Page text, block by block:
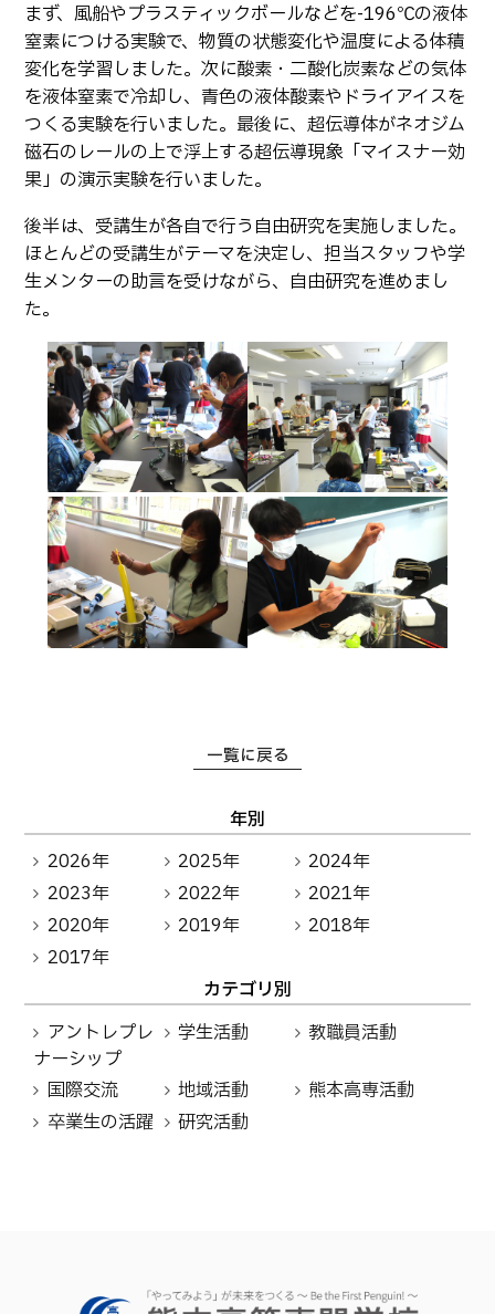
まず、風船やプラスティックボールなどを-196℃の液体
窒素につける実験で、物質の状態変化や温度による体積
変化を学習しました。次に酸素・二酸化炭素などの気体
を液体窒素で冷却し、青色の液体酸素やドライアイスを
つくる実験を行いました。最後に、超伝導体がネオジム
磁石のレールの上で浮上する超伝導現象「マイスナー効
果」の演示実験を行いました。
後半は、受講生が各自で行う自由研究を実施しました。
ほとんどの受講生がテーマを決定し、担当スタッフや学
生メンターの助言を受けながら、自由研究を進めまし
た。
一覧に戻る
年別
2026年
2025年
2024年
2023年
2022年
2021年
2020年
2019年
2018年
2017年
カテゴリ別
アントレプレ
ナーシップ
学生活動 教職員活動
国際交流 地域活動
熊本高専活動
卒業生の活躍
研究活動